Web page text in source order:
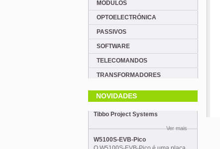
MÓDULOS
OPTOELECTRÓNICA
PASSIVOS
SOFTWARE
TELECOMANDOS
TRANSFORMADORES
NOVIDADES
Tibbo Project Systems
Ver mais
W5100S-EVB-Pico